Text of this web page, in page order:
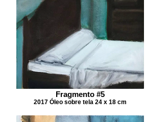
Fragmento #5
2017 Óleo sobre tela 24 x 18 cm